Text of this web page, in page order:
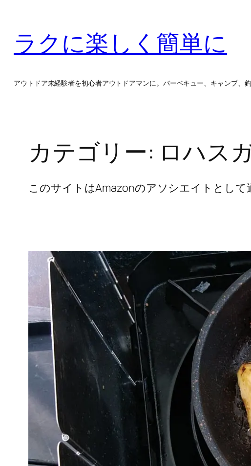
ス
ッ
ラクに楽しく簡単に
アウトドア未経験者を初心者アウトドアマンに。バーベキュー、キャンプ、釣
カテゴリー: ロハス
このサイトはAmazonのアソシエイトとして